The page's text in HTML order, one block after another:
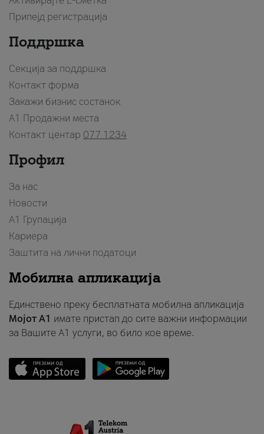
Припејд регистрација
Поддршка
Секција за поддршка
Контакт форма
Закажи бизнис состанок
A1 Продажни места
Контакт центар 077 1234
Профил
За нас
Новости
А1 Групација
Кариера
Заштита на лични податоци
Мобилна апликација
Единствено преку бесплатната мобилна апликација
Мојот A1 имате пристап до сите важни информации
за Вашите A1 услуги, во било кое време.